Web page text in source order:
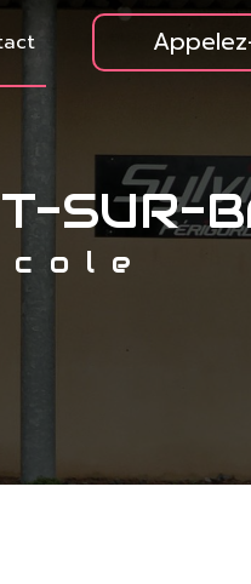
SUR-